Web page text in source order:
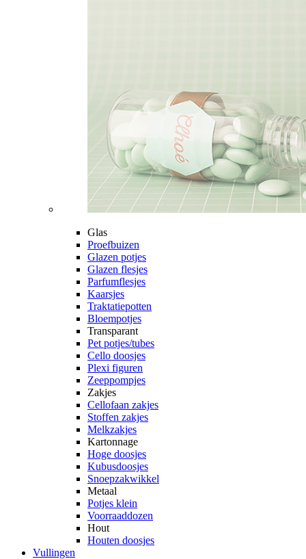
Glas
Proefbuizen
Glazen potjes
Glazen flesjes
Parfumflesjes
Kaarsjes
Traktatiepotten
Bloempotjes
Transparant
Pet potjes/tubes
Cello doosjes
Plexi figuren
Zeeppompjes
Zakjes
Cellofaan zakjes
Stoffen zakjes
Melkzakjes
Kartonnage
Hoge doosjes
Kubusdoosjes
Snoepzakwikkel
Metaal
Potjes klein
Voorraaddozen
Hout
Houten doosjes
Vullingen